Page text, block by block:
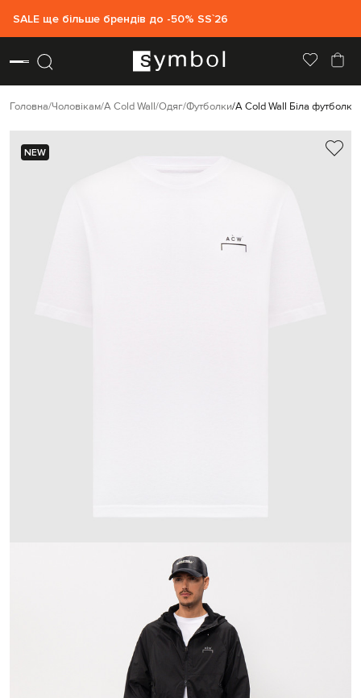
SALE ще більше брендів до -50% SS`26
Головна Чоловікам A Cold Wall Одяг Футболки A Cold Wall Біла футболка
NEW